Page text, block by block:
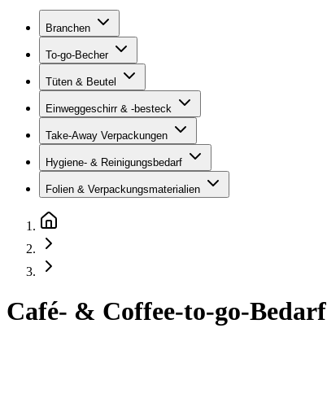
Branchen
To-go-Becher
Tüten & Beutel
Einweggeschirr & -besteck
Take-Away Verpackungen
Hygiene- & Reinigungsbedarf
Folien & Verpackungsmaterialien
Café- & Coffee-to-go-Bedarf